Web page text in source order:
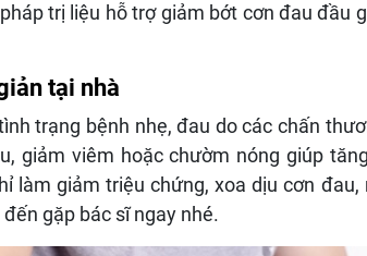
trị liệu hỗ trợ giảm bớt cơn đau đầu
tại nhà
trạng bệnh nhẹ, đau do các chấn
giảm viêm hoặc chườm nóng giúp
làm giảm triệu chứng, xoa dịu cơn
gặp bác sĩ ngay nhé.